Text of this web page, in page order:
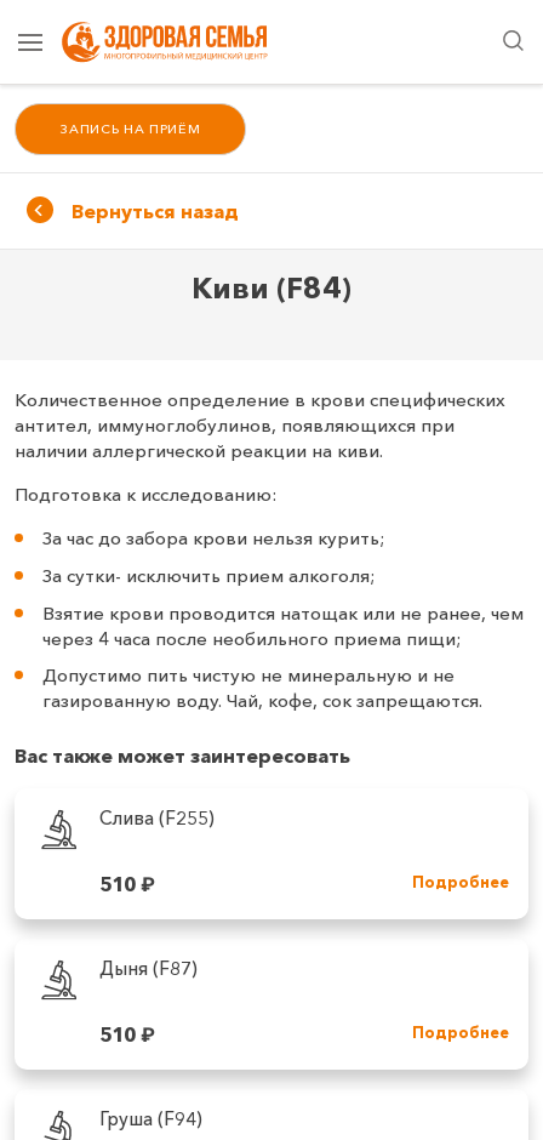
ЗАПИСЬ НА ПРИЁМ
Вернуться назад
Киви (F84)
Количественное определение в крови специфических
антител, иммуноглобулинов, появляющихся при
наличии аллергической реакции на киви.
Подготовка к исследованию:
За час до забора крови нельзя курить;
За сутки- исключить прием алкоголя;
Взятие крови проводится натощак или не ранее, чем
через 4 часа после необильного приема пищи;
Допустимо пить чистую не минеральную и не
газированную воду. Чай, кофе, сок запрещаются.
Вас также может заинтересовать
Слива (F255)
510₽ Подробнее
Дыня (F87)
510₽ Подробнее
Груша (F94)